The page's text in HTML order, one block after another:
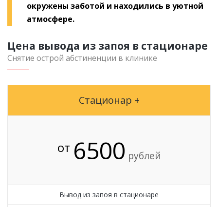
окружены заботой и находились в уютной
атмосфере.
Цена вывода из запоя в стационаре
Снятие острой абстиненции в клинике
Стационар +
от 6500 рублей
Вывод из запоя в стационаре